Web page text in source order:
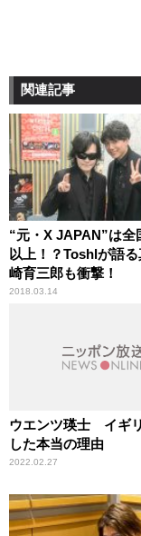
関連記事
“元・X JAPAN”は全
以上！？Toshlが語
崎育三郎も衝撃！
2018.03.14
ウエンツ瑛士 イギ
した本当の理由
2022.02.27